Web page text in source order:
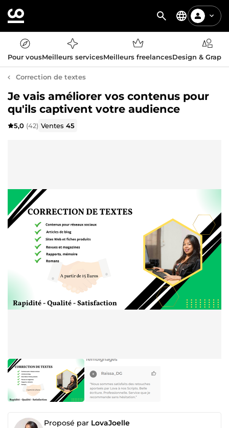
Pour vousMeilleurs servicesMeilleurs freelancesDesign &
Correction de textes
Je vais améliorer vos contenus pour
qu'ils captivent votre audience
5,0 (42) Ventes45
Proposé par LovaJoelle